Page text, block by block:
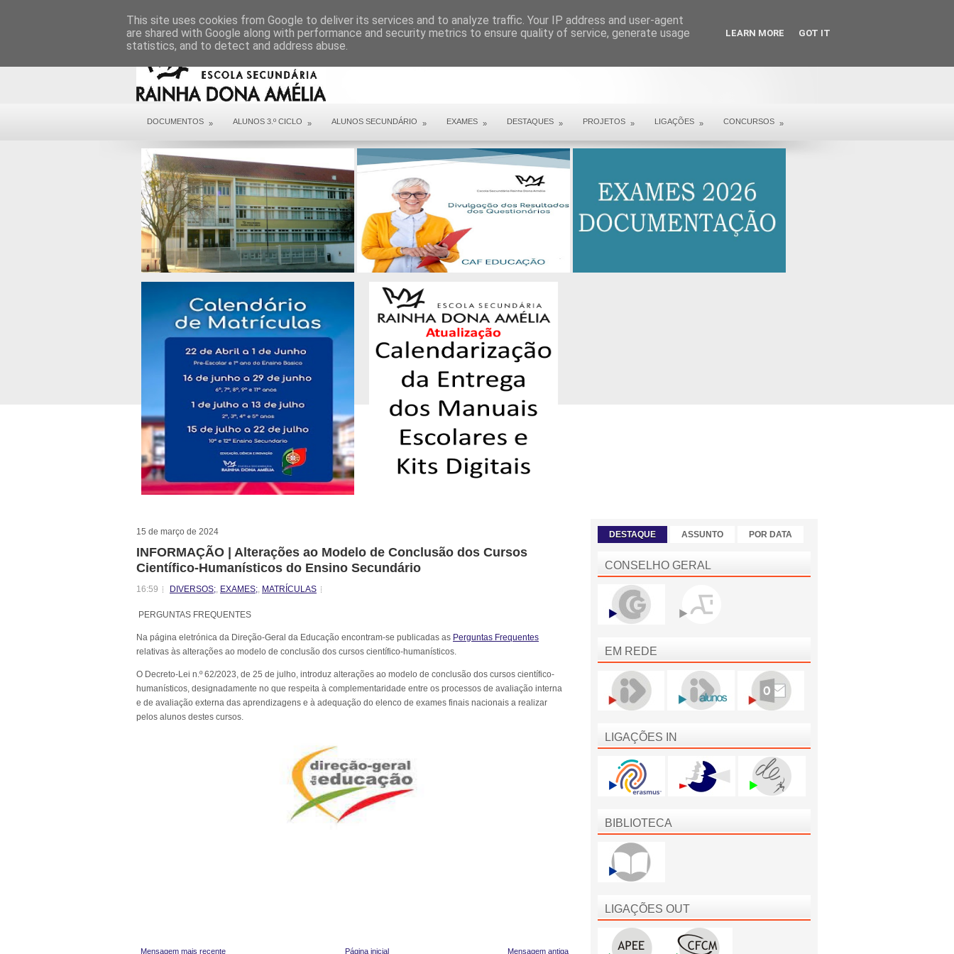
DOCUMENTOS » ALUNOS 3.º CICLO » ALUNOS SECUNDÁRIO » EXAMES » DESTAQUES » PROJETOS » LIGAÇÕES » CONCURSOS »
15 de março de 2024
INFORMAÇÃO | Alterações ao Modelo de Conclusão dos Cursos
Científico-Humanísticos do Ensino Secundário
16:59 DIVERSOS;, EXAMES;, MATRÍCULAS
PERGUNTAS FREQUENTES
Na página eletrónica da Direção-Geral da Educação encontram-se publicadas as Perguntas Frequentes
relativas às alterações ao modelo de conclusão dos cursos científico-humanísticos.
O Decreto-Lei n.º 62/2023, de 25 de julho, introduz alterações ao modelo de conclusão dos cursos científico-
humanísticos, designadamente no que respeita à complementaridade entre os processos de avaliação interna
e de avaliação externa das aprendizagens e à adequação do elenco de exames finais nacionais a realizar
pelos alunos destes cursos.
Mensagem mais recente Mensagem antiga
Página inicial
DESTAQUE ASSUNTO POR DATA
CONSELHO GERAL
EM REDE
LIGAÇÕES IN
BIBLIOTECA
LIGAÇÕES OUT
This site uses cookies from Google to deliver its services and to analyze traffic. Your IP address and user-agent
are shared with Google along with performance and security metrics to ensure quality of service, generate usage
statistics, and to detect and address abuse.
LEARN MORE GOT IT